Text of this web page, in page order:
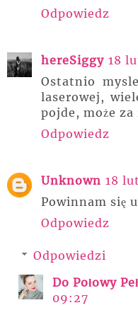
Odpowiedz
hereSiggy 18
Ostatnio
laserowej,
pojde, może za
Odpowiedz
Unknown 18
Powinnam się
Odpowiedz
Odpowiedzi
Do Połowy
09:27